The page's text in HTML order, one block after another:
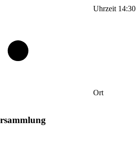
Uhrzeit 14:30
Ort